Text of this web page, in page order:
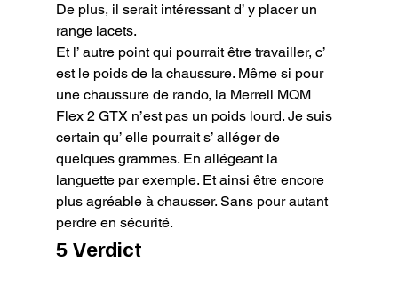
De plus, il serait intéressant d’ y placer un
range lacets.
Et l’ autre point qui pourrait être travailler, c’
est le poids de la chaussure. Même si pour
une chaussure de rando, la Merrell MQM
Flex 2 GTX n’est pas un poids lourd. Je suis
certain qu’ elle pourrait s’ alléger de
quelques grammes. En allégeant la
languette par exemple. Et ainsi être encore
plus agréable à chausser. Sans pour autant
perdre en sécurité.
5 Verdict